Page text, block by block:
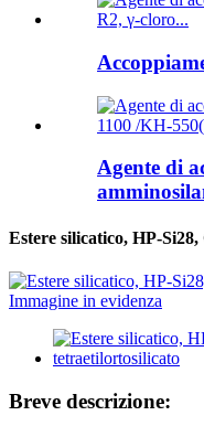
Agente di
Estere silicatico, HP-
Breve descrizione: